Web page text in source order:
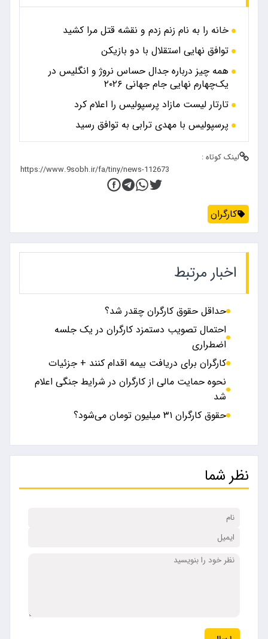
خانه را به نام زنم زدم و نقشه قتل مرا کشید
توافق نهایی استقلال با دو بازیکن
همه چیز درباره جدال حساس نروژ و انگلیس در
یک‌چهارم نهایی جام جهانی ۲۰۲۶
تارتار لیست مازاد پرسپولیس را اعلام کرد
پرسپولیس با مهدی ترابی به توافق رسید
لینک کوتاه :
کارگران
اخبار مرتبط
حداقل حقوق کارگران چقدر شد؟
احتمال تصویب دستمزد کارگران در یک جلسه
اضطراری
کارگران برای دریافت بیمه اقدام کنند + جزئیات
نحوه حمایت مالی از کارگران در شرایط جنگی اعلام
شد
حقوق کارگران ۳۱ میلیون تومان می‌شود؟
نظر شما